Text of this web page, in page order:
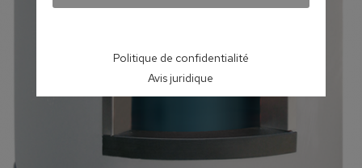
Politique de confidentialité
Avis juridique